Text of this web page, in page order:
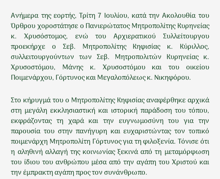
Ανήμερα της εορτής, Τρίτη 7 Ιουλίου, κατά την Ακολουθία του
Όρθρου χοροστάτησε ο Πανιερώτατος Μητροπολίτης Κυρηνείας
κ. Χρυσόστομος, ενώ του Αρχιερατικού Συλλείτουργου
προεκήρχε ο Σεβ. Μητροπολίτης Κηφισίας κ. Κύριλλος,
συλλειτουργούντων των Σεβ. Μητροπολιτών Κυρηνείας κ.
Χρυσοστόμου, Μάνης κ. Χρυσοστόμου και του οικείου
Ποιμενάρχου, Γόρτυνος και Μεγαλοπόλεως κ. Νικηφόρου.
Στο κήρυγμά του ο Μητροπολίτης Κηφισίας αναφέρθηκε αρχικά
στη μεγάλη εκκλησιαστική και ιστορική παράδοση του τόπου,
εκφράζοντας τη χαρά και την ευγνωμοσύνη του για την
παρουσία του στην πανήγυρη και ευχαριστώντας τον τοπικό
ποιμενάρχη Μητροπολίτη Γόρτυνος για τη φιλοξενία. Τόνισε ότι
η αληθινή αλλαγή της κοινωνίας ξεκινά από τη μεταμόρφωση
του ίδιου του ανθρώπου μέσα από την αγάπη του Χριστού και
την έμπρακτη αγάπη προς τον συνάνθρωπο.